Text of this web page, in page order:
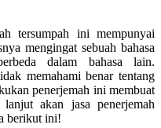
tersumpah ini mempunyai
mengingat sebuah bahasa
dalam bahasa lain.
memahami benar tentang
penerjemah ini membuat
akan jasa penerjemah
berikut ini!